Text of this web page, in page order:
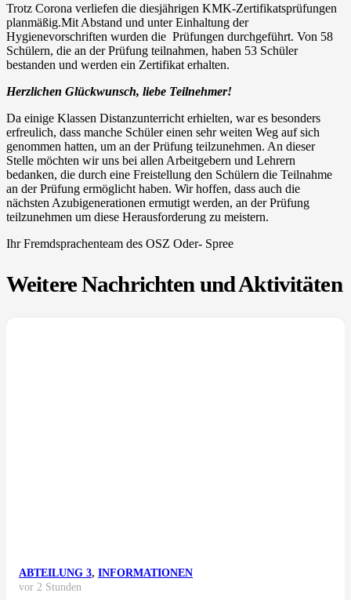
Trotz Corona verliefen die diesjährigen KMK-Zertifikatsprüfungen
planmäßig.Mit Abstand und unter Einhaltung der
Hygienevorschriften wurden die Prüfungen durchgeführt. Von 58
Schülern, die an der Prüfung teilnahmen, haben 53 Schüler
bestanden und werden ein Zertifikat erhalten.
Herzlichen Glückwunsch, liebe Teilnehmer!
Da einige Klassen Distanzunterricht erhielten, war es besonders
erfreulich, dass manche Schüler einen sehr weiten Weg auf sich
genommen hatten, um an der Prüfung teilzunehmen. An dieser
Stelle möchten wir uns bei allen Arbeitgebern und Lehrern
bedanken, die durch eine Freistellung den Schülern die Teilnahme
an der Prüfung ermöglicht haben. Wir hoffen, dass auch die
nächsten Azubigenerationen ermutigt werden, an der Prüfung
teilzunehmen um diese Herausforderung zu meistern.
Ihr Fremdsprachenteam des OSZ Oder- Spree
Weitere Nachrichten und Aktivitäten
ABTEILUNG 3, INFORMATIONEN
vor 2 Stunden